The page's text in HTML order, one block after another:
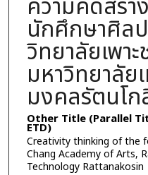
ความคิดสร้า
นักศึกษาศิล
วิทยาลัยเพาะ
มหาวิทยาลัย
มงคลรัตนโ
Other Title (Parallel
ETD)
Creativity thinking of the
Chang Academy of Arts,
Technology Rattanakosin